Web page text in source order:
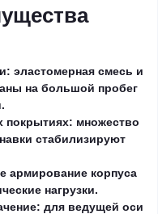
эластомерная смесь и
на большой пробег
покрытиях: множество
стабилизируют
армирование корпуса
нагрузки.
для ведущей оси